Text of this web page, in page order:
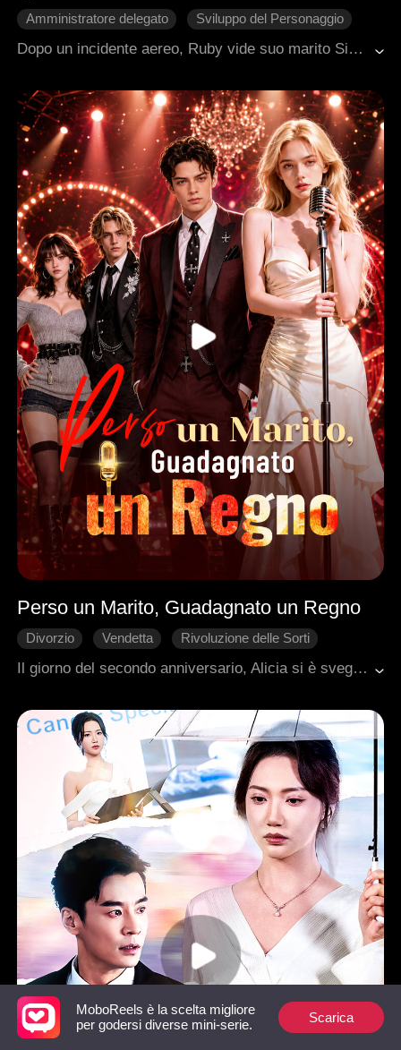
Amministratore delegato
Sviluppo del Personaggio
Romanzo sentimentale moderno
Dopo un incidente aereo, Ruby vide suo marito Simon con il suo primo amore. Distrutta, chiese il divorzio e tornò a essere una hacker. Dopo un anno di matrimonio forzato, Simon realizzò la vera natura del suo primo amore e, durante una crisi, si gettò su un coltello per proteggere Ruby. Con la verità svelata e i colpevoli in prigione, Simon riconquistò Ruby, lei rimase incinta e si risposarono.
Perso un Marito, Guadagnato un Regno
Divorzio Vendetta
Rivoluzione delle Sorti
Romanzo sentimentale moderno
Il giorno del secondo anniversario, Alicia si è svegliata accanto a uno sconosciuto. Suo marito era a letto con una cantante famosa. Incinta. Alicia se n'è andata con niente. Lo sconosciuto? Caden, il fratellastro del marito, il suo nemico d'infanzia, l'uomo più potente della città. Lui vuole l'eredità. Lei vuole distruzione. Alicia è anche Iris, la compositrice più famosa. Ha smascherato la finta cantante, ha recuperato le canzoni rubate, ha scoperto che Joshua le aveva rubato la vittoria anni fa. E quella vittoria rubata ha ucciso i suoi genitori. Ora Alicia sta distruggendo tutti. Caden la salva ogni volta. E il suo sguardo su di lei non è più quello di un nemico. Questa volta, lei non perde più.
MoboReels è la scelta migliore
per godersi diverse mini-serie.
Scarica